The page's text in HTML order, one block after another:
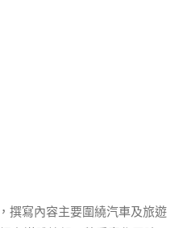
撰寫內容主要圍繞汽車及旅遊